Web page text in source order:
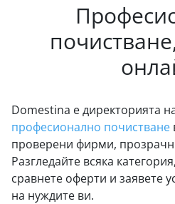
Domestina е директорията
професионално почистване
проверени фирми,
Разгледайте всяка
сравнете оферти и заявете
на нуждите ви.